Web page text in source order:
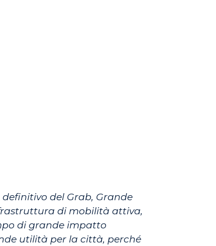
del Grab, Grande
di mobilità attiva,
di grande impatto
utilità per la città, perché